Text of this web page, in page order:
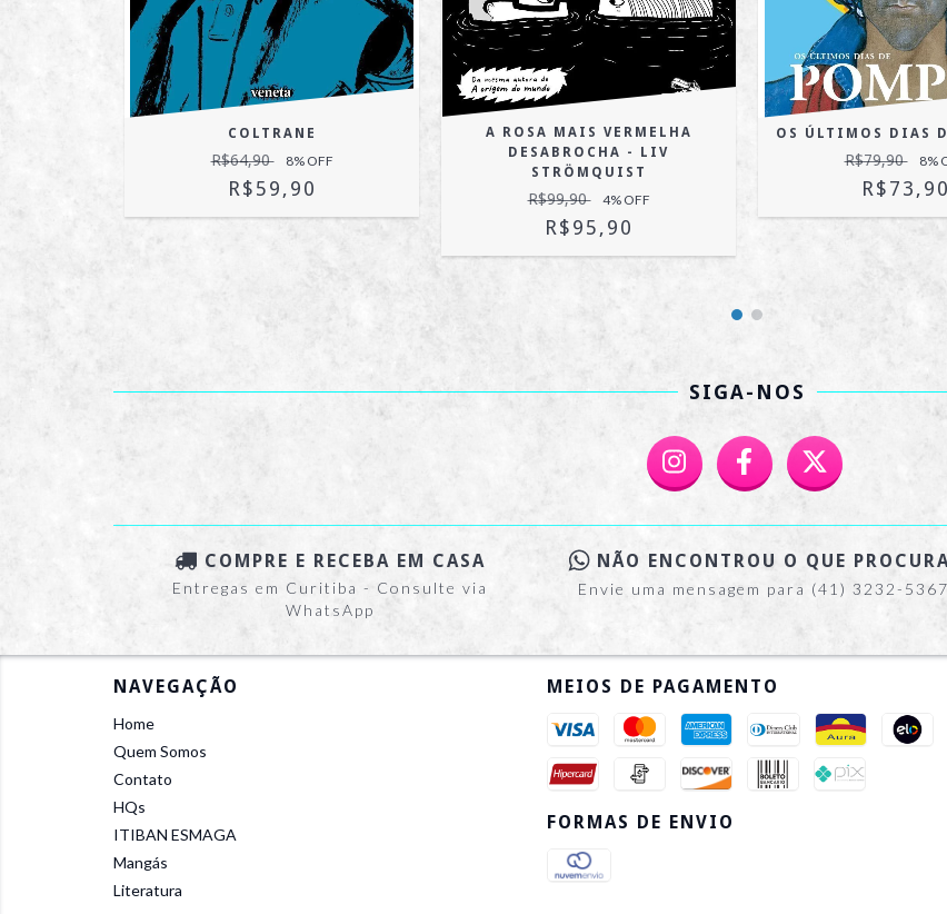
COLTRANE
R$64,90 8% OFF
R$59,90
A ROSA MAIS VERMELHA
DESABROCHA - LIV
STRÖMQUIST
R$99,90 4% OFF
R$95,90
OS ÚLTIMOS DIAS
R$79,90 8%
R$73,90
SIGA-NOS
COMPRE E RECEBA EM CASA
Entregas em Curitiba - Consulte via
WhatsApp
NÃO ENCONTROU O QUE
Envie uma mensagem para (41) 3232-5367
NAVEGAÇÃO
Home
Quem Somos
Contato
HQs
ITIBAN ESMAGA
Mangás
Literatura
MEIOS DE PAGAMENTO
FORMAS DE ENVIO